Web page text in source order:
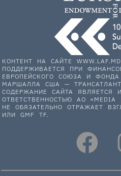
КОНТЕНТ НА САЙТЕ
ПОДДЕРЖИВАЕТСЯ ПРИ
ЕВРОПЕЙСКОГО СОЮЗА И
МАРШАЛЛА США —
СОДЕРЖАНИЕ САЙТА ЯВЛЯЕТСЯ
ОТВЕТСТВЕННОСТЬЮ АО
НЕ ОБЯЗАТЕЛЬНО ОТРАЖАЕТ
ИЛИ GMF TF.